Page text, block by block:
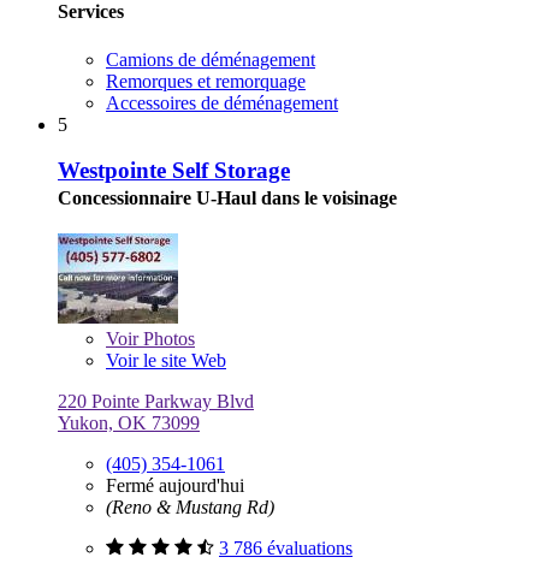
Services
Camions de déménagement
Remorques et remorquage
Accessoires de déménagement
5
Westpointe Self Storage
Concessionnaire U-Haul dans le voisinage
VoirPhotos
Voir le site Web
220 Pointe Parkway Blvd
Yukon, OK 73099
(405) 354-1061
Fermé aujourd'hui
(Reno & Mustang Rd)
3 786 évaluations